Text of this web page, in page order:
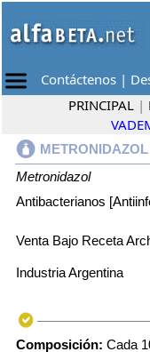
Contáctenos |
PRINCIPAL |
Metronidazol
Antibacterianos
Venta Bajo Receta
Industria Argentina
Composición: Cada